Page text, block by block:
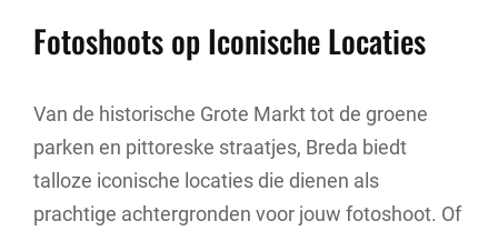
Fotoshoots op Iconische Locaties
Van de historische Grote Markt tot de groene
parken en pittoreske straatjes, Breda biedt
talloze iconische locaties die dienen als
prachtige achtergronden voor jouw fotoshoot. Of